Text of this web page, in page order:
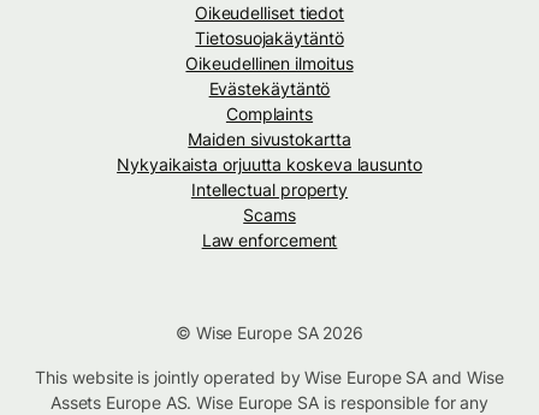
Oikeudelliset tiedot
Tietosuojakäytäntö
Oikeudellinen ilmoitus
Evästekäytäntö
Complaints
Maiden sivustokartta
Nykyaikaista orjuutta koskeva lausunto
Intellectual property
Scams
Law enforcement
© Wise Europe SA 2026
This website is jointly operated by Wise Europe SA and Wise
Assets Europe AS. Wise Europe SA is responsible for any